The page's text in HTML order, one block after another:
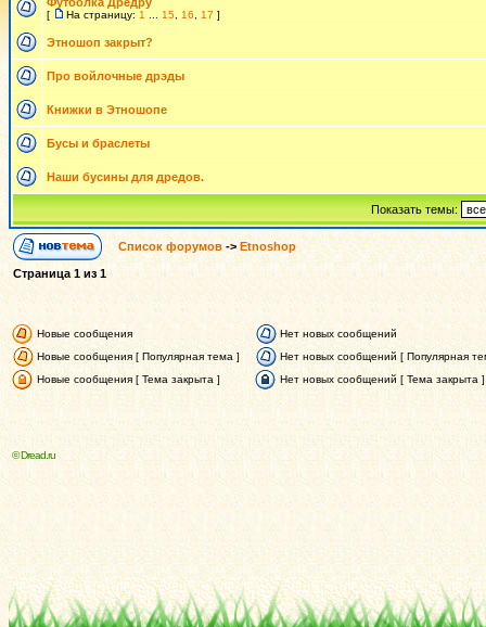
[ На страницу: 1 15 16 17 ]
Этношоп закрыт?
Про войлочные дрэды
Книжки в Этношопе
Бусы и браслеты
Наши бусины для дредов.
Показать темы:
Список форумов -> Etnoshop
Страница 1из 1
Новые сообщения
Нет новых сообщений
Новые сообщения [ Популярная тема ]
Нет новых сообщений [ Популярная
Новые сообщения [ Тема закрыта ]
Нет новых сообщений [ Тема закрыта ]
© Dread.ru